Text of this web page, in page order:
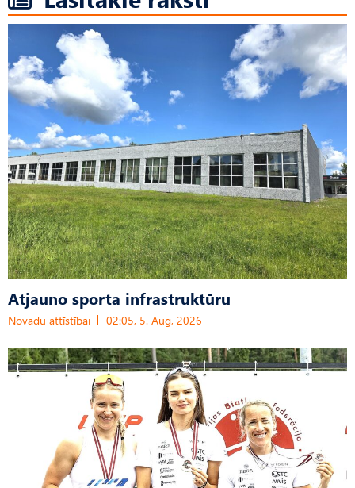
Atjauno sporta infrastruktūru
Novadu attīstībai 02:05, 5. Aug, 2026